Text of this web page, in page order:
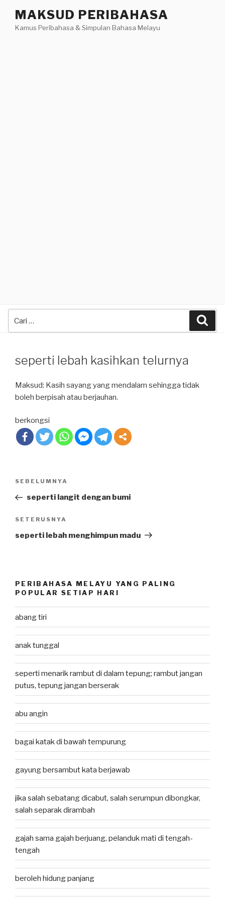
content
MAKSUD PERIBAHASA
Kamus Peribahasa & Simpulan Bahasa Melayu
seperti lebah kasihkan telurnya
Maksud: Kasih sayang yang mendalam sehingga tidak
boleh berpisah atau berjauhan.
berkongsi
Post
Previous
Post
SEBELUMNYA
seperti langit dengan bumi
Next
Post
SETERUSNYA
seperti lebah menghimpun madu
PERIBAHASA MELAYU YANG PALING
POPULAR SETIAP HARI
abang tiri
anak tunggal
seperti menarik rambut di dalam tepung; rambut jangan
putus, tepung jangan berserak
abu angin
bagai katak di bawah tempurung
gayung bersambut kata berjawab
jika salah sebatang dicabut, salah serumpun dibongkar,
salah separak dirambah
gajah sama gajah berjuang, pelanduk mati di tengah-
tengah
beroleh hidung panjang